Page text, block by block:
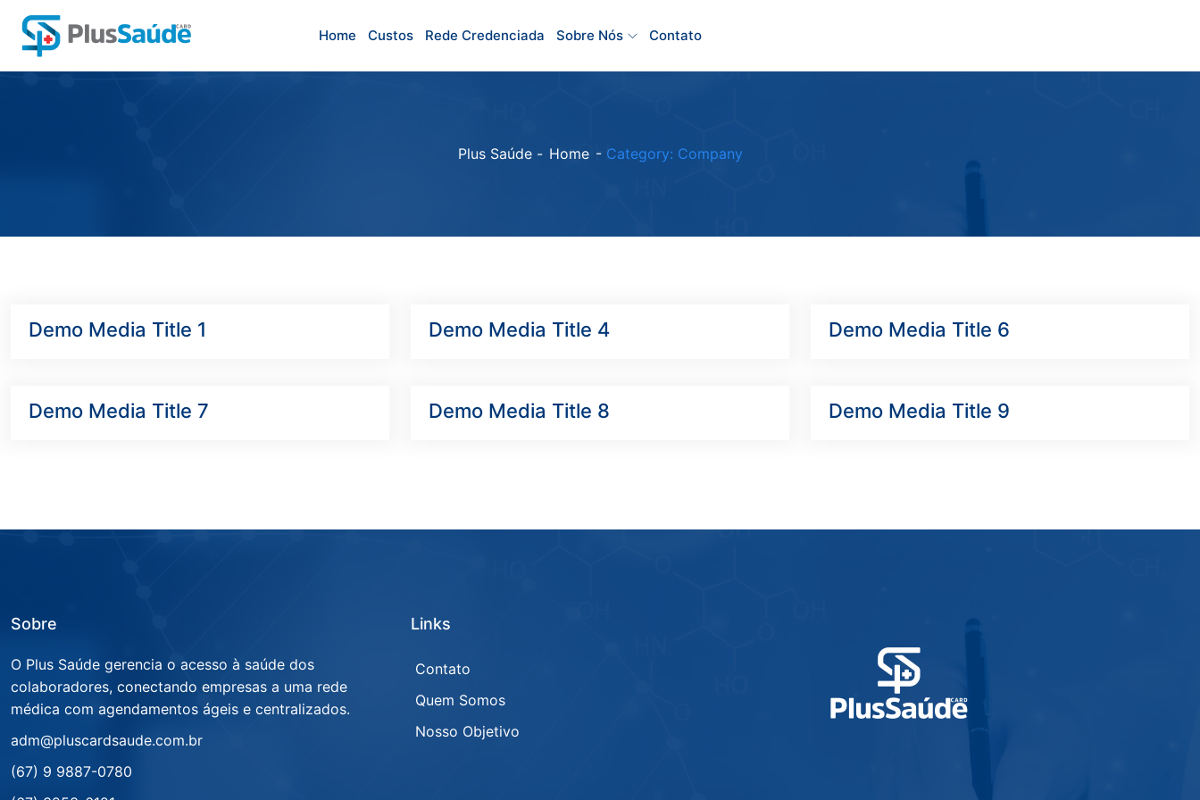
Home Custos Rede Credenciada Sobre Nós Contato
Plus Saúde - Home - Category: Company
Demo Media Title 1 Demo Media Title 4 Demo Media Title 6
Demo Media Title 7 Demo Media Title 8 Demo Media Title 9
Sobre
O Plus Saúde gerencia o acesso à saúde dos
colaboradores, conectando empresas a uma rede
médica com agendamentos ágeis e centralizados.
adm@pluscardsaude.com.br
(67) 9 9887-0780
Links
Contato
Quem Somos
Nosso Objetivo